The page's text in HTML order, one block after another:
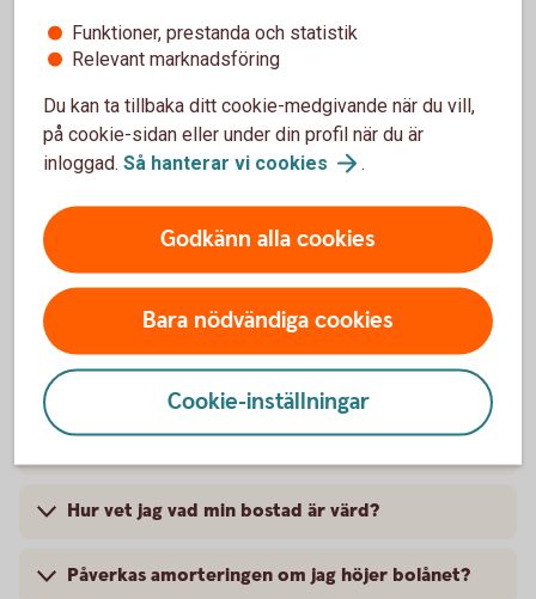
bolånet?
Renovera kök eller badrum
Bygga altan, uterum eller pool
Installera klimatsmart uppvärmning
Vanliga frågor om att höja bolån
Hur vet jag vad min bostad är värd?
Påverkas amorteringen om jag höjer bolånet?
Funktioner, prestanda och statistik
Relevant marknadsföring
Du kan ta tillbaka ditt cookie-medgivande när du vill,
på cookie-sidan eller under din profil när du är
inloggad. Så hanterar vi cookies .
Godkänn alla cookies
Bara nödvändiga cookies
Cookie-inställningar